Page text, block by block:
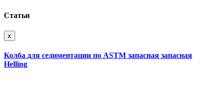
Статьи
x
Колба для седиментации по ASTM запасная запасная
Helling